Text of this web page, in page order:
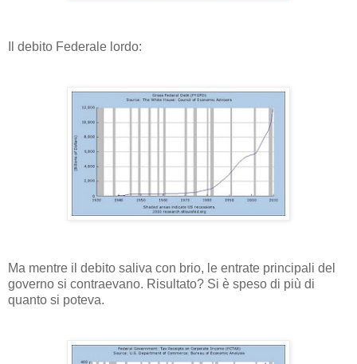
Il debito Federale lordo:
Ma mentre il debito saliva con brio, le entrate principali del
governo si contraevano. Risultato? Si è speso di più di
quanto si poteva.